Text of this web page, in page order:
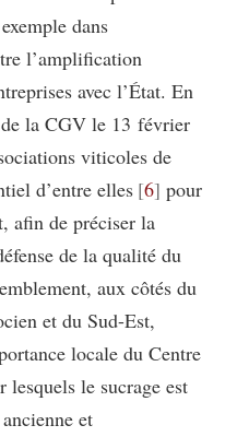
dans
l’amplification
avec l’État. En
la CGV le 13 février
viticoles de
d’entre elles 6 pour
afin de préciser la
de la qualité du
aux côtés du
et du Sud-Est,
locale du Centre
le sucrage est
et